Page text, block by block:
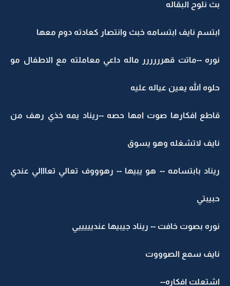
بث نلوح البقاله
ابتسم نايف ابتسامه خبث وانتصار كعادته دوم معها
نوره --ماتت قهرررررر ماله داعي معاملته مع الاطفال مو
حلوه الله يعين عياله عليه
قاطع افكارها صوت امها حصه --ريناد يمه خذي رهف من
نايف لاتشغله وهو يسوق
ريناد بابتسامه -- هو يبيها -- رهوووف تعالي تعااالي عندي
حبيبتي
نوره بصوت خافت -- ريناد جيبيها عنديييييي
نايف سمع الصوووت
اشتعلت افكاره--